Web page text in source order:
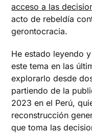
acceso a las
acto de rebeldía
gerontocracia.
He estado leyendo
este tema en las
explorarlo desde
partiendo de la
2023 en el Perú,
reconstrucción
que toma las